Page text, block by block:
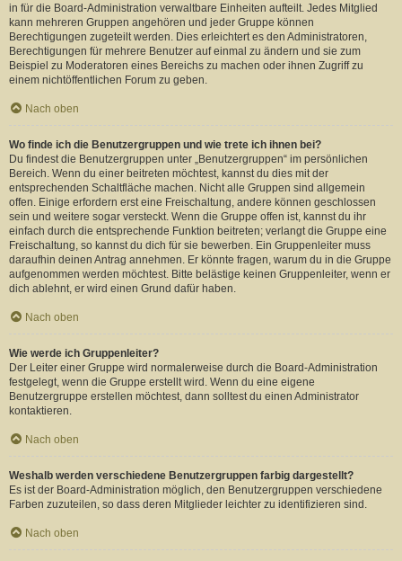
in für die Board-Administration verwaltbare Einheiten aufteilt. Jedes Mitglied
kann mehreren Gruppen angehören und jeder Gruppe können
Berechtigungen zugeteilt werden. Dies erleichtert es den Administratoren,
Berechtigungen für mehrere Benutzer auf einmal zu ändern und sie zum
Beispiel zu Moderatoren eines Bereichs zu machen oder ihnen Zugriff zu
einem nichtöffentlichen Forum zu geben.
Nach oben
Wo finde ich die Benutzergruppen und wie trete ich ihnen bei?
Du findest die Benutzergruppen unter „Benutzergruppen“ im persönlichen
Bereich. Wenn du einer beitreten möchtest, kannst du dies mit der
entsprechenden Schaltfläche machen. Nicht alle Gruppen sind allgemein
offen. Einige erfordern erst eine Freischaltung, andere können geschlossen
sein und weitere sogar versteckt. Wenn die Gruppe offen ist, kannst du ihr
einfach durch die entsprechende Funktion beitreten; verlangt die Gruppe eine
Freischaltung, so kannst du dich für sie bewerben. Ein Gruppenleiter muss
daraufhin deinen Antrag annehmen. Er könnte fragen, warum du in die Gruppe
aufgenommen werden möchtest. Bitte belästige keinen Gruppenleiter, wenn er
dich ablehnt, er wird einen Grund dafür haben.
Nach oben
Wie werde ich Gruppenleiter?
Der Leiter einer Gruppe wird normalerweise durch die Board-Administration
festgelegt, wenn die Gruppe erstellt wird. Wenn du eine eigene
Benutzergruppe erstellen möchtest, dann solltest du einen Administrator
kontaktieren.
Nach oben
Weshalb werden verschiedene Benutzergruppen farbig dargestellt?
Es ist der Board-Administration möglich, den Benutzergruppen verschiedene
Farben zuzuteilen, so dass deren Mitglieder leichter zu identifizieren sind.
Nach oben